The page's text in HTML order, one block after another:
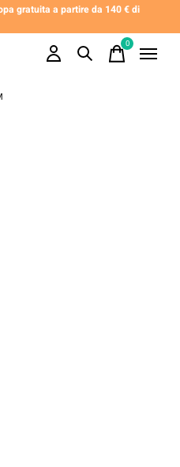
gratuita a partire da 140 € di
0items